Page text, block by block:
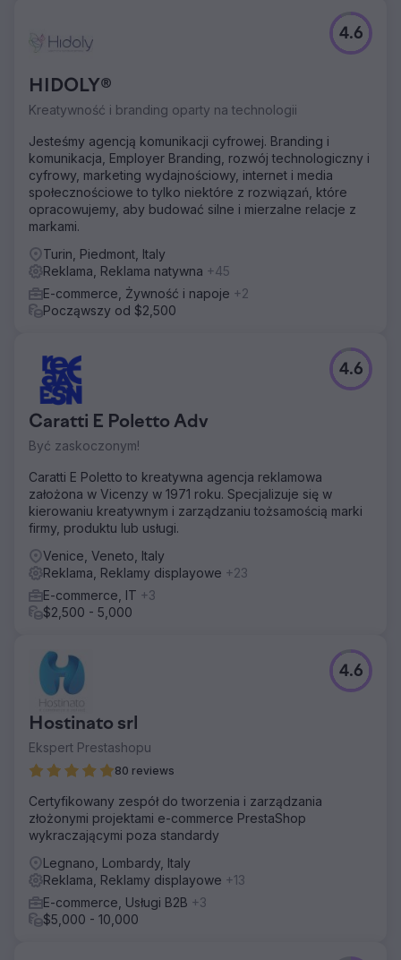
Firma SaaS B2B z branży analityki kadrowej utknęła w
martwym punkcie pomimo silnego produktu. Jej
wszystkie słowa kluczowe związane z klientami o
wysokim zamiarze zakupu, reklamy LinkedIn generowały
kliknięcia, ale nie było żadnych demonstracji, a marketing
oparty na kontach nie był wdrożony. Lejek sprzedażowy
pozyskiwany z marketingu generował mniej niż 12%
nowych przychodów, cykle sprzedaży trwały od 90 do
180 dni, a atrybucja była słaba, a dyrektor finansowy nie
mógł powiązać wydatków na reklamę z sfinalizowanymi i
wygranymi transakcjami. Potrzebowali agencji
reklamy.
Rozwiązanie
Firma Elatre przebudowała kompletny silnik marketingu
B2B. Nasz zespół SEO stworzył klastry autorytetu
intencją kupującego i porównaniem produktów, a także
techniczne SEO i znaczniki Schema dla budowania
zaufania. Nasz płatny zespół przebudował reklamy
LinkedIn, dodając reklamy konwersacyjne, reklamy
dokumentów i formularze generowania leadów,
targetowane według stanowiska, branży i danych o
intencjach. Uruchomiliśmy program marketingowy oparty
na modelu 1:kilka kont dla 80 nazwanych kont,
zbudowaliśmy przepływy pielęgnowania w HubSpot i
wdrożyliśmy agentów kwalifikacji leadów opartych na
sztucznej inteligencji.
Wyniki
W ciągu 9 miesięcy lejek sprzedażowy pozyskany z
marketingu wzrósł z 12% do 47% nowych przychodów.
Ruch organiczny z wyszukiwarek internetowych
pochodzący z fraz kluczowych związanych z intencją
słów kluczowych docelowych dotarło na pierwszą stronę
wyników wyszukiwania Google. Koszt pozyskania
kwalifikowanego leada w reklamach LinkedIn spadł o
44%, a marketing oparty na kontach (Account-based
Marketing) przekształcił 31 z 80 kont w aktywne
możliwości sprzedaży. Całkowity lejek sprzedażowy
wzrósł 4,2-krotnie w porównaniu z rokiem poprzednim, a
cykle sprzedaży skróciły się o 28 dni dzięki lepszej
Przejdź do strony agencji
HIDOLY®
Kreatywność i branding oparty na technologii
4.6
Jesteśmy agencją komunikacji cyfrowej. Branding i
komunikacja, Employer Branding, rozwój technologiczny i
cyfrowy, marketing wydajnościowy, internet i media
społecznościowe to tylko niektóre z rozwiązań, które
opracowujemy, aby budować silne i mierzalne relacje z
markami.
Turin, Piedmont, Italy
Reklama, Reklama natywna +45
E-commerce, Żywność i napoje +2
Począwszy od $2,500
Caratti E Poletto Adv
Być zaskoczonym!
4.6
Caratti E Poletto to kreatywna agencja reklamowa
założona w Vicenzy w 1971 roku. Specjalizuje się w
kierowaniu kreatywnym i zarządzaniu tożsamością marki
firmy, produktu lub usługi.
Venice, Veneto, Italy
Reklama, Reklamy displayowe +23
E-commerce, IT +3
$2,500 - 5,000
Hostinato srl
Ekspert Prestashopu
80 reviews
4.6
Certyfikowany zespół do tworzenia i zarządzania
złożonymi projektami e-commerce PrestaShop
wykraczającymi poza standardy
Legnano, Lombardy, Italy
Reklama, Reklamy displayowe +13
E-commerce, Usługi B2B +3
$5,000 - 10,000